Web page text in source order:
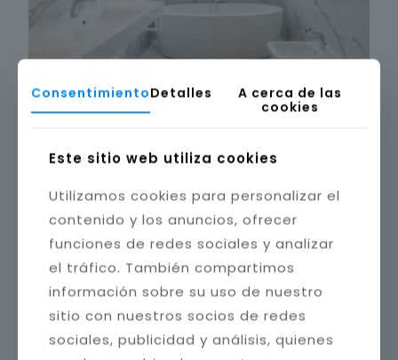
ConsentimientoDetalles
A cerca de las
cookies
Este sitio web utiliza cookies
Utilizamos cookies para personalizar el
contenido y los anuncios, ofrecer
funciones de redes sociales y analizar
el tráfico. También compartimos
información sobre su uso de nuestro
sitio con nuestros socios de redes
sociales, publicidad y análisis, quienes